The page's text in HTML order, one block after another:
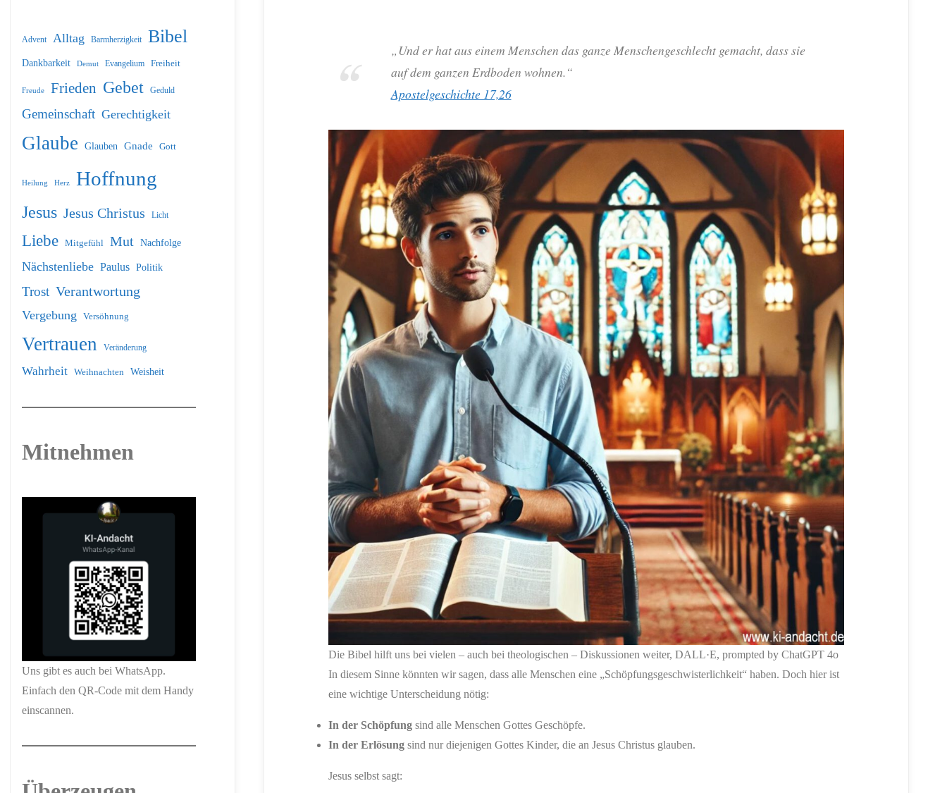
„Und er hat aus einem Menschen das ganze Menschengeschlecht gemacht, dass sie
auf dem ganzen Erdboden wohnen.“
Apostelgeschichte 17,26
Die Bibel hilft uns bei vielen – auch bei theologischen – Diskussionen weiter, DALL·E, prompted by ChatGPT 4o
In diesem Sinne könnten wir sagen, dass alle Menschen eine „Schöpfungsgeschwisterlichkeit“ haben. Doch hier ist
eine wichtige Unterscheidung nötig:
In der Schöpfung sind alle Menschen Gottes Geschöpfe.
In der Erlösung sind nur diejenigen Gottes Kinder, die an Jesus Christus glauben.
Jesus selbst sagt:
Advent Alltag Barmherzigkeit Bibel
Dankbarkeit Demut Evangelium Freiheit
Freude Frieden Gebet Geduld
Gemeinschaft Gerechtigkeit
Glaube Glauben Gnade Gott
Heilung Herz Hoffnung
Jesus Jesus Christus Licht
Liebe Mitgefühl Mut Nachfolge
Nächstenliebe Paulus Politik
Trost Verantwortung
Vergebung Versöhnung
Vertrauen Veränderung
Wahrheit Weihnachten Weisheit
Mitnehmen
Uns gibt es auch bei WhatsApp.
Einfach den QR-Code mit dem Handy
einscannen.